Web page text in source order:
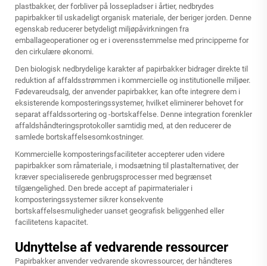
plastbakker, der forbliver på lossepladser i årtier, nedbrydes
papirbakker til uskadeligt organisk materiale, der beriger jorden. Denne
egenskab reducerer betydeligt miljøpåvirkningen fra
emballageoperationer og er i overensstemmelse med principperne for
den cirkulære økonomi.
Den biologisk nedbrydelige karakter af papirbakker bidrager direkte til
reduktion af affaldsstrømmen i kommercielle og institutionelle miljøer.
Fødevareudsalg, der anvender papirbakker, kan ofte integrere dem i
eksisterende komposteringssystemer, hvilket eliminerer behovet for
separat affaldssortering og -bortskaffelse. Denne integration forenkler
affaldshåndteringsprotokoller samtidig med, at den reducerer de
samlede bortskaffelsesomkostninger.
Kommercielle komposteringsfaciliteter accepterer uden videre
papirbakker som råmateriale, i modsætning til plastalternativer, der
kræver specialiserede genbrugsprocesser med begrænset
tilgængelighed. Den brede accept af papirmaterialer i
komposteringssystemer sikrer konsekvente
bortskaffelsesmuligheder uanset geografisk beliggenhed eller
facilitetens kapacitet.
Udnyttelse af vedvarende ressourcer
Papirbakker anvender vedvarende skovressourcer, der håndteres